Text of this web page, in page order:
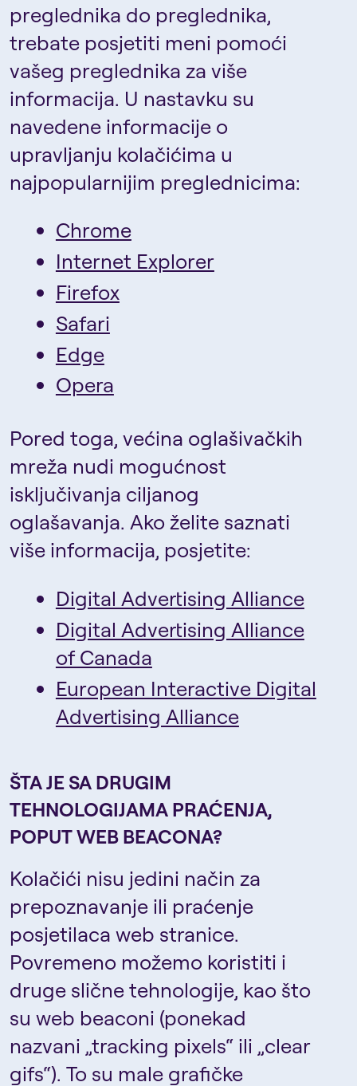
preglednika do preglednika,
trebate posjetiti meni pomoći
vašeg preglednika za više
informacija. U nastavku su
navedene informacije o
upravljanju kolačićima u
najpopularnijim preglednicima:
Chrome
Internet Explorer
Firefox
Safari
Edge
Opera
Pored toga, većina oglašivačkih
mreža nudi mogućnost
isključivanja ciljanog
oglašavanja. Ako želite saznati
više informacija, posjetite:
Digital Advertising Alliance
Digital Advertising Alliance
of Canada
European Interactive Digital
Advertising Alliance
ŠTA JE SA DRUGIM
TEHNOLOGIJAMA PRAĆENJA,
POPUT WEB BEACONA?
Kolačići nisu jedini način za
prepoznavanje ili praćenje
posjetilaca web stranice.
Povremeno možemo koristiti i
druge slične tehnologije, kao što
su web beaconi (ponekad
nazvani „tracking pixels“ ili „clear
gifs“). To su male grafičke